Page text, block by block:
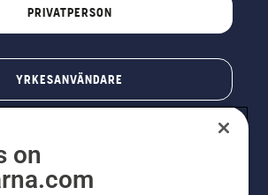
PRIVATPERSON
YRKESANVÄNDARE
on